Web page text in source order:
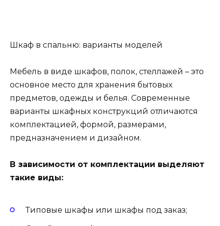
Шкаф в спальню: варианты моделей
Мебель в виде шкафов, полок, стеллажей – это
основное место для хранения бытовых
предметов, одежды и белья. Современные
варианты шкафных конструкций отличаются
комплектацией, формой, размерами,
предназначением и дизайном.
В зависимости от комплектации выделяют
такие виды:
Типовые шкафы или шкафы под заказ;